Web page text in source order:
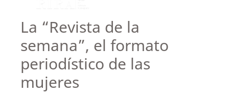
La “Revista de la
semana”, el formato
periodístico de las
mujeres